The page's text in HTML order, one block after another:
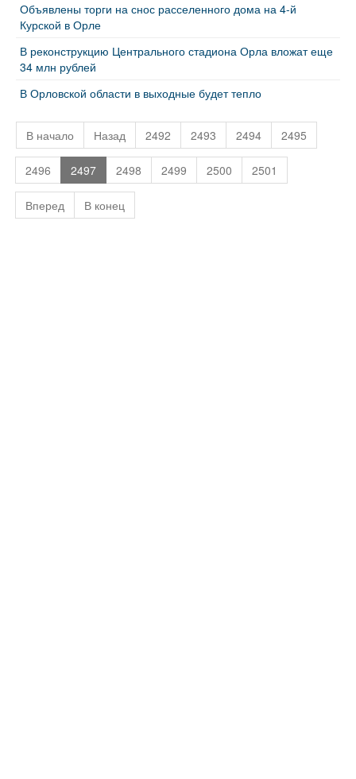
Объявлены торги на снос расселенного дома на 4-й
Курской в Орле
В реконструкцию Центрального стадиона Орла вложат еще
34 млн рублей
В Орловской области в выходные будет тепло
В начало Назад 2492 2493 2494 2495
2496 2497 2498 2499 2500 2501
Вперед В конец